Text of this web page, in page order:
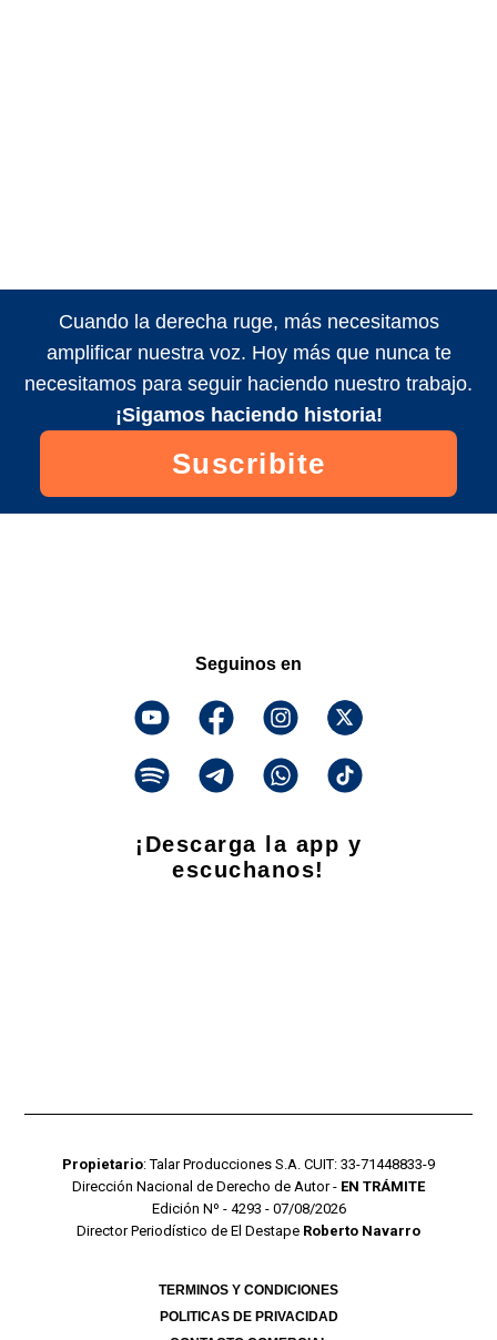
Cuando la derecha ruge, más necesitamos
amplificar nuestra voz. Hoy más que nunca te
necesitamos para seguir haciendo nuestro trabajo.
¡Sigamos haciendo historia!
Suscribite
Seguinos en
¡Descarga la app y
escuchanos!
Propietario: Talar Producciones S.A. CUIT: 33-71448833-9
Dirección Nacional de Derecho de Autor - EN TRÁMITE
Edición Nº - 4293 - 07/08/2026
Director Periodístico de El Destape Roberto Navarro
TERMINOS Y CONDICIONES
POLITICAS DE PRIVACIDAD